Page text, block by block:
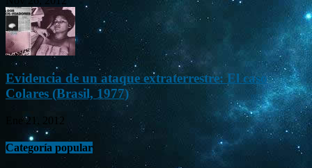
Evidencia de un ataque extraterrestre: El caso
Colares (Brasil, 1977)
Ene 21, 2012
Categoría popular